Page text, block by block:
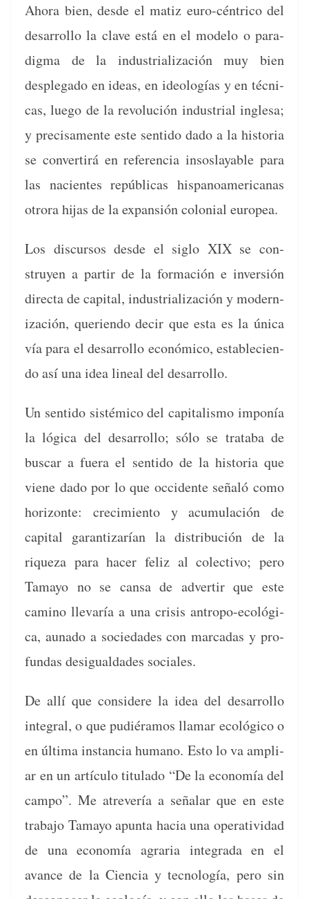
Aho­ra bien, des­de el matiz euro-cén­tri­co del
desar­rol­lo la clave está en el mod­e­lo o par­a­
dig­ma de la indus­tri­al­ización muy bien
desple­ga­do en ideas, en ide­ologías y en téc­ni­
cas, luego de la rev­olu­ción indus­tri­al ingle­sa;
y pre­cisa­mente este sen­ti­do dado a la his­to­ria
se con­ver­tirá en ref­er­en­cia insoslayable para
las nacientes repúbli­cas his­panoamer­i­canas
otro­ra hijas de la expan­sión colo­nial europea.
Los dis­cur­sos des­de el siglo XIX se con­
struyen a par­tir de la for­ma­ción e inver­sión
direc­ta de cap­i­tal, indus­tri­al­ización y mod­ern­
ización, que­rien­do decir que esta es la úni­ca
vía para el desar­rol­lo económi­co, estable­cien­
do así una idea lin­eal del desarrollo.
Un sen­ti­do sistémi­co del cap­i­tal­is­mo imponía
la lóg­i­ca del desar­rol­lo; sólo se trata­ba de
bus­car a fuera el sen­ti­do de la his­to­ria que
viene dado por lo que occi­dente señaló como
hor­i­zonte: crec­imien­to y acu­mu­lación de
cap­i­tal garan­ti­zarían la dis­tribu­ción de la
riqueza para hac­er feliz al colec­ti­vo; pero
Tamayo no se cansa de adver­tir que este
camino lle­varía a una cri­sis antropo-ecológ­i­
ca, auna­do a sociedades con mar­cadas y pro­
fun­das desigual­dades sociales.
De allí que con­sidere la idea del desar­rol­lo
inte­gral, o que pudiéramos lla­mar ecológi­co o
en últi­ma instan­cia humano. Esto lo va ampli­
ar en un artícu­lo tit­u­la­do “De la economía del
cam­po”. Me atrevería a señalar que en este
tra­ba­jo Tamayo apun­ta hacia una oper­a­tivi­dad
de una economía agraria integra­da en el
avance de la Cien­cia y tec­nología, pero sin